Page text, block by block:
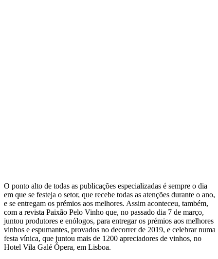
O ponto alto de todas as publicações especializadas é sempre o dia
em que se festeja o setor, que recebe todas as atenções durante o ano,
e se entregam os prémios aos melhores. Assim aconteceu, também,
com a revista Paixão Pelo Vinho que, no passado dia 7 de março,
juntou produtores e enólogos, para entregar os prémios aos melhores
vinhos e espumantes, provados no decorrer de 2019, e celebrar numa
festa vínica, que juntou mais de 1200 apreciadores de vinhos, no
Hotel Vila Galé Ópera, em Lisboa.